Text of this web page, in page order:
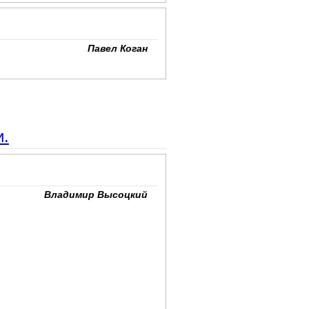
Павел Коган
Владимир Высоцкий